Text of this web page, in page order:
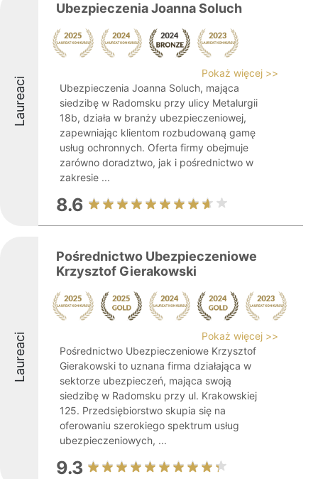
Laureaci
Ubezpieczenia Joanna Soluch
Pokaż więcej >>
Ubezpieczenia Joanna Soluch, mająca
siedzibę w Radomsku przy ulicy Metalurgii
18b, działa w branży ubezpieczeniowej,
zapewniając klientom rozbudowaną gamę
usług ochronnych. Oferta firmy obejmuje
zarówno doradztwo, jak i pośrednictwo w
zakresie ...
8.6
Laureaci
Pośrednictwo Ubezpieczeniowe
Krzysztof Gierakowski
Pokaż więcej >>
Pośrednictwo Ubezpieczeniowe Krzysztof
Gierakowski to uznana firma działająca w
sektorze ubezpieczeń, mająca swoją
siedzibę w Radomsku przy ul. Krakowskiej
125. Przedsiębiorstwo skupia się na
oferowaniu szerokiego spektrum usług
ubezpieczeniowych, ...
9.3